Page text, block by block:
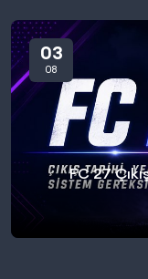
03
08
FC 27